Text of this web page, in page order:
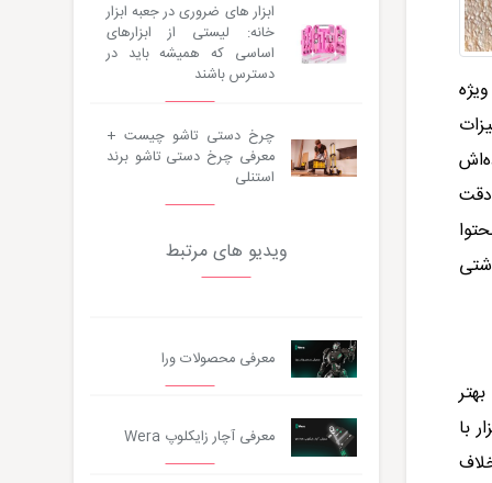
با
ابزار های ضروری در جعبه ابزار
خانه: لیستی از ابزارهای
اساسی که همیشه باید در
دسترس باشند
چرخ دستی تاشو چیست +
معرفی چرخ دستی تاشو برند
استنلی
ویدیو های مرتبط
معرفی محصولات ورا
معرفی آچار زایکلوپ Wera